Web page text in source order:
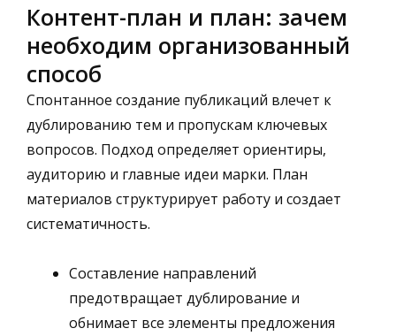
Контент-план и план: зачем
необходим организованный
способ
Спонтанное создание публикаций влечет к
дублированию тем и пропускам ключевых
вопросов. Подход определяет ориентиры,
аудиторию и главные идеи марки. План
материалов структурирует работу и создает
систематичность.
Составление направлений
предотвращает дублирование и
обнимает все элементы предложения